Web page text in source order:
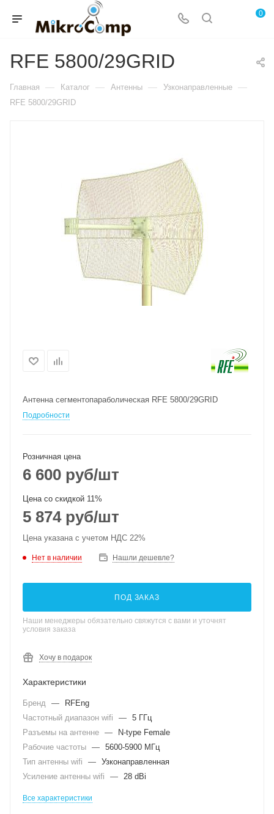
0
RFE 5800/29GRID
Главная — Каталог — Антенны — Узконаправленные —
RFE 5800/29GRID
Антенна сегментопараболическая RFE 5800/29GRID
Подробности
Розничная цена
6 600 руб/шт
Цена со скидкой 11%
5 874руб/шт
Цена указана с учетом НДС 22%
Нет в наличии Нашли дешевле?
ПОД ЗАКАЗ
Наши менеджеры обязательно свяжутся с вами и уточнят
условия заказа
Хочу в подарок
Характеристики
Бренд —
RFEng
Частотный диапазон wifi
— 5 ГГц
Разъемы на антенне —
N-type Female
Рабочие частоты — 5600-5900 МГц
Тип антенны wifi
— Узконаправленная
Усиление антенны wifi
— 28 dBi
Все характеристики